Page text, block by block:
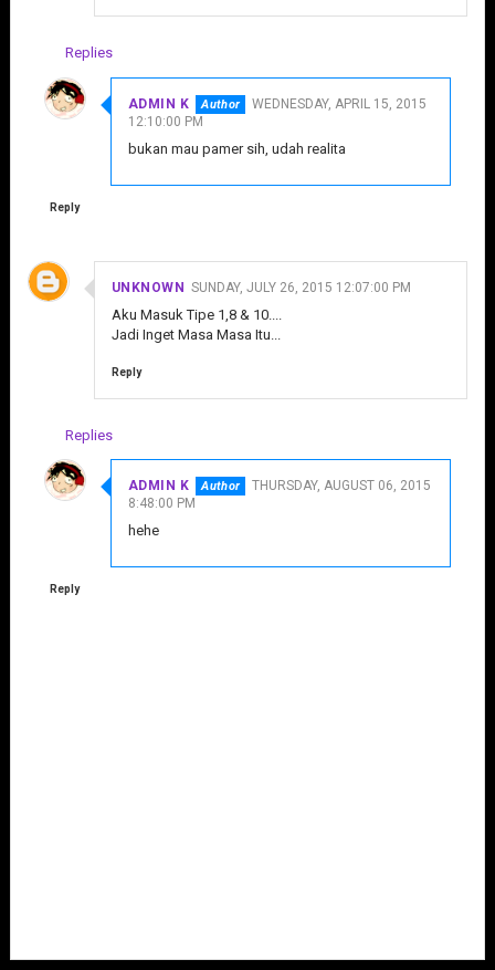
Replies
ADMIN K
WEDNESDAY, APRIL 15, 2015
12:10:00 PM
bukan mau pamer sih, udah realita
Reply
UNKNOWN SUNDAY, JULY 26, 2015 12:07:00 PM
Aku Masuk Tipe 1,8 & 10....
Jadi Inget Masa Masa Itu...
Reply
Replies
ADMIN K
THURSDAY, AUGUST 06, 2015
8:48:00 PM
hehe
Reply